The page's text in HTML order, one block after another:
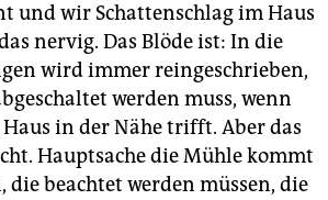
und wir Schattenschlag im Haus
nervig. Das Blöde ist: In die
wird immer reingeschrieben,
werden muss, wenn
in der Nähe trifft. Aber das
Hauptsache die Mühle kommt
die beachtet werden müssen, die